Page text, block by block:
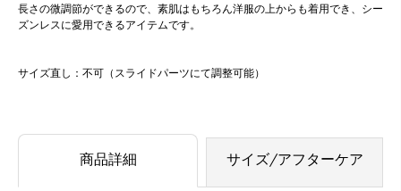
長さの微調節ができるので、素肌はもちろん洋服の上からも着用でき、シー
ズンレスに愛用できるアイテムです。
サイズ直し：不可（スライドパーツにて調整可能）
商品詳細 サイズ/アフターケア